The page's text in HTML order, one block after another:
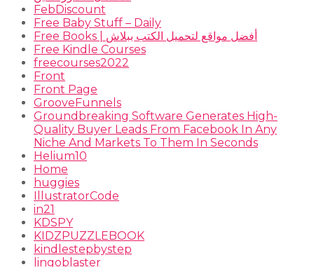
FebDiscount
Free Baby Stuff – Daily
Free Books | أفضل مواقع لتحميل الكتب ببلاش
Free Kindle Courses
freecourses2022
Front
Front Page
GrooveFunnels
Groundbreaking Software Generates High-
Quality Buyer Leads From Facebook In Any
Niche And Markets To Them In Seconds
Helium10
Home
huggies
IllustratorCode
in21
KDSPY
KIDZPUZZLEBOOK
kindlestepbystep
lingoblaster